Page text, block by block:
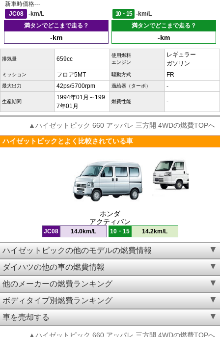
新車時価格---
JC08
-km/L 10・15
-km/L
満タンでどこまで走る？
-km
満タンでどこまで走る？
-km
排気量 659cc
使用燃料
エンジン
レギュラー
ガソリン
ミッション フロア5MT 駆動方式 FR
最大出力 42ps/5700rpm 過給器（ターボ） -
生産期間
1994年01月～199
7年01月
燃費性能 -
▲ハイゼットピック 660 アッパレ 三方開 4WDの燃費TOPへ
ハイゼットピックとよく比較されている車
ホンダ
アクティバン
JC08 14.0km/L 10・15 14.2km/L
ハイゼットピックの他のモデルの燃費情報
ダイハツの他の車の燃費情報
他のメーカーの燃費ランキング
ボディタイプ別燃費ランキング
車を売却する
▲ハイゼットピック 660 アッパレ 三方開 4WDの燃費TOPへ